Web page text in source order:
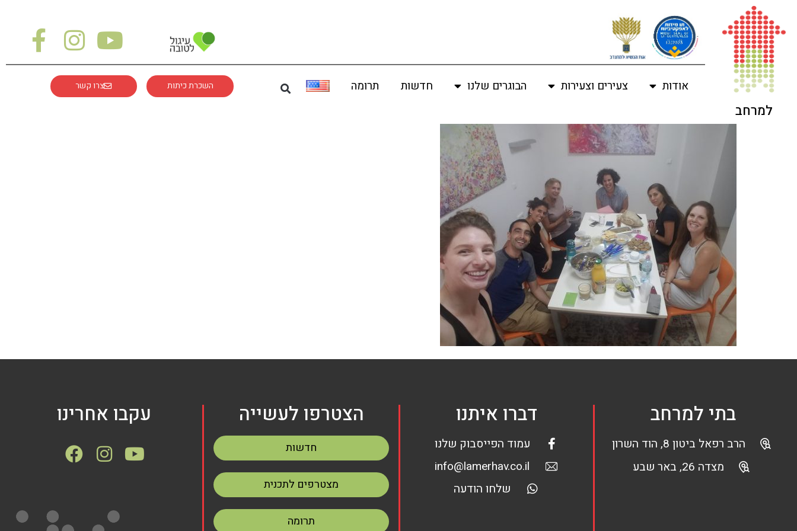
למרחב
אודות צעירים וצעירות הבוגרים שלנו חדשות תרומה השכרת כיתות צרו קשר
בתי למרחב
הרב רפאל ביטון 8, הוד השרון
מצדה 26, באר שבע
דברו איתנו
עמוד הפייסבוק שלנו
info@lamerhav.co.il
שלחו הודעה
הצטרפו לעשייה
חדשות
מצטרפים לתכנית
תרומה
עקבו אחרינו